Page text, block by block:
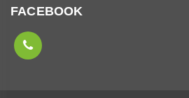
FACEBOOK